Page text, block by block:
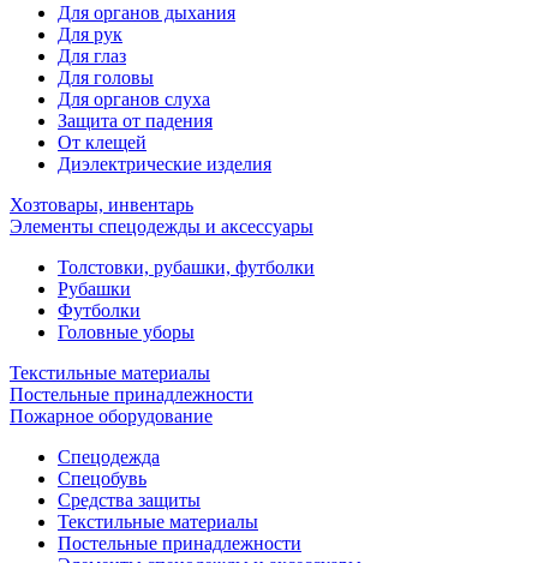
Для органов дыхания
Для рук
Для глаз
Для головы
Для органов слуха
Защита от падения
От клещей
Диэлектрические изделия
Хозтовары, инвентарь
Элементы спецодежды и аксессуары
Толстовки, рубашки, футболки
Рубашки
Футболки
Головные уборы
Текстильные материалы
Постельные принадлежности
Пожарное оборудование
Спецодежда
Спецобувь
Средства защиты
Текстильные материалы
Постельные принадлежности